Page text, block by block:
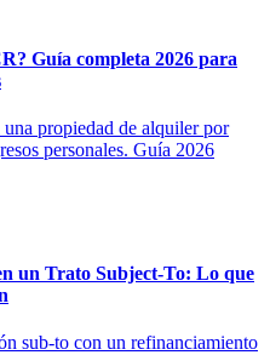
Guía completa 2026 para
propiedad de alquiler por
personales. Guía 2026
un Trato Subject-To: Lo que
sub-to con un refinanciamiento